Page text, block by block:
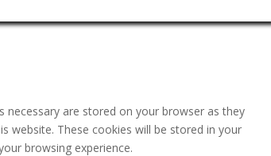
are stored on your browser as they
website. These cookies will be stored in your
browsing experience.